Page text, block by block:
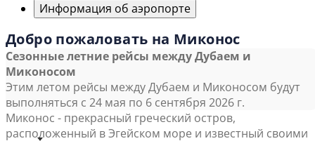
Информация об аэропорте
Добро пожаловать на Миконос
Сезонные летние рейсы между Дубаем и
Миконосом
Этим летом рейсы между Дубаем и Миконосом будут
выполняться с 24 мая по 6 сентября 2026 г.
Миконос - прекрасный греческий остров,
расположенный в Эгейском море и известный своими